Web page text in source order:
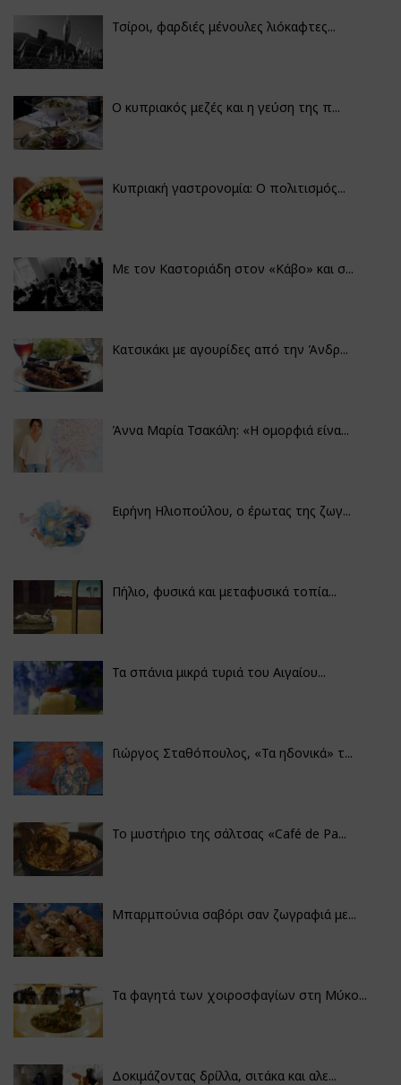
Τσίροι, φαρδιές μένουλες λιόκαφτες...
Ο κυπριακός μεζές και η γεύση της π...
Κυπριακή γαστρονομία: Ο πολιτισμός...
Με τον Καστοριάδη στον «Κάβο» και σ...
Κατσικάκι με αγουρίδες από την Άνδρ...
Άννα Μαρία Τσακάλη: «Η ομορφιά είνα...
Ειρήνη Ηλιοπούλου, ο έρωτας της ζωγ...
Πήλιο, φυσικά και μεταφυσικά τοπία...
Τα σπάνια μικρά τυριά του Αιγαίου...
Γιώργος Σταθόπουλος, «Τα ηδονικά» τ...
Το μυστήριο της σάλτσας «Café de Pa...
Μπαρμπούνια σαβόρι σαν ζωγραφιά με...
Τα φαγητά των χοιροσφαγίων στη Μύκο...
Δοκιμάζοντας δρίλλα, σιτάκα και αλε...